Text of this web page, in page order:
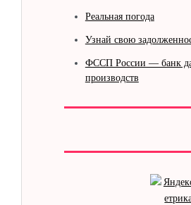
Реальная погода
Узнай свою
ФССП России — банк
производств